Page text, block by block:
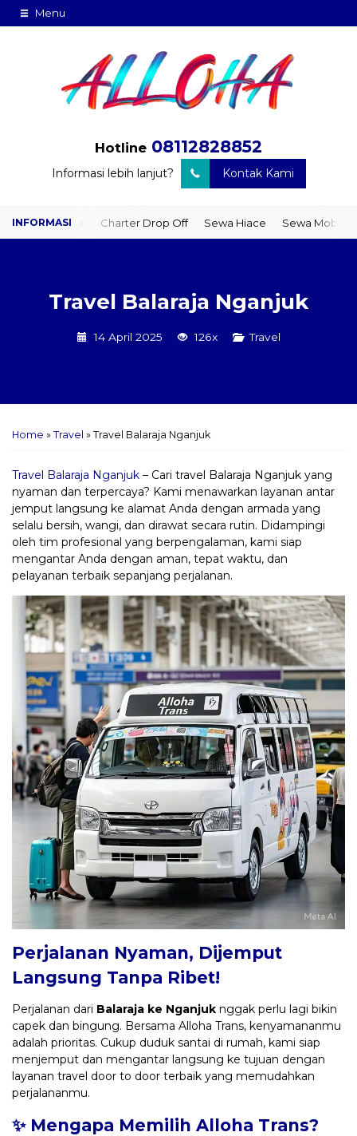
Menu
Hotline 08112828852
Informasi lebih lanjut? Kontak Kami
Door Charter Drop Off Sewa Hiace Sewa Mobil Plus Driver
Travel Balaraja Nganjuk
14 April 2025 126x Travel
Home » Travel » Travel Balaraja Nganjuk
Travel Balaraja Nganjuk – Cari travel Balaraja Nganjuk yang
nyaman dan terpercaya? Kami menawarkan layanan antar
jemput langsung ke alamat Anda dengan armada yang
selalu bersih, wangi, dan dirawat secara rutin. Didampingi
oleh tim profesional yang berpengalaman, kami siap
mengantar Anda dengan aman, tepat waktu, dan
pelayanan terbaik sepanjang perjalanan.
Perjalanan Nyaman, Dijemput
Langsung Tanpa Ribet!
Perjalanan dari Balaraja ke Nganjuk nggak perlu lagi bikin
capek dan bingung. Bersama Alloha Trans, kenyamananmu
adalah prioritas. Cukup duduk santai di rumah, kami siap
menjemput dan mengantar langsung ke tujuan dengan
layanan travel door to door terbaik yang memudahkan
perjalananmu.
✨ Mengapa Memilih Alloha Trans?